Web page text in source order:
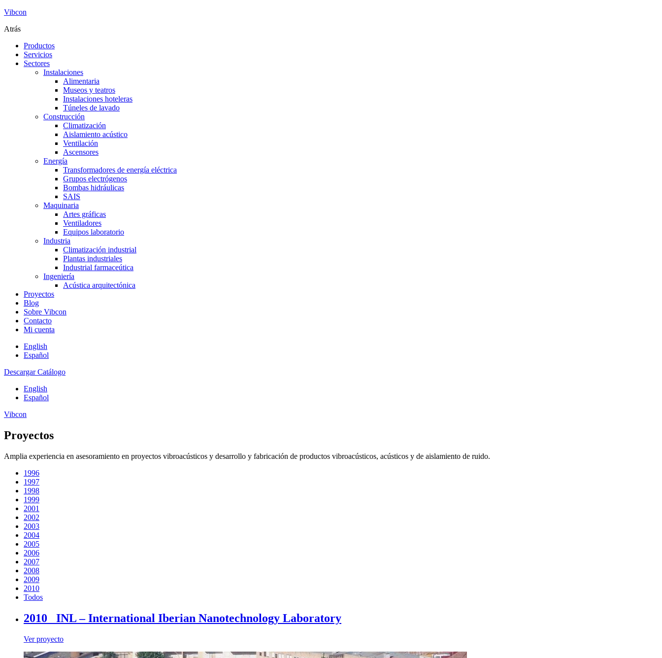
Vibcon
Atrás
Productos
Servicios
Sectores
Instalaciones
Alimentaria
Museos y teatros
Instalaciones hoteleras
Túneles de lavado
Construcción
Climatización
Aislamiento acústico
Ventilación
Ascensores
Energía
Transformadores de energía eléctrica
Grupos electrógenos
Bombas hidráulicas
SAIS
Maquinaria
Artes gráficas
Ventiladores
Equipos laboratorio
Industria
Climatización industrial
Plantas industriales
Industrial farmaceútica
Ingeniería
Acústica arquitectónica
Proyectos
Blog
Sobre Vibcon
Contacto
Mi cuenta
English
Español
Descargar Catálogo
English
Español
Vibcon
Proyectos
Amplia experiencia en asesoramiento en proyectos vibroacústicos y desarrollo y fabricación de productos vibroacústicos, acústicos y de aislamiento de ruido.
1996
1997
1998
1999
2001
2002
2003
2004
2005
2006
2007
2008
2009
2010
Todos
2010_ INL – International Iberian Nanotechnology Laboratory
Ver proyecto